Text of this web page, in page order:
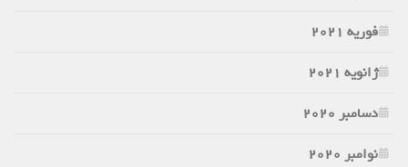
فوریه 2021
ژانویه 2021
دسامبر 2020
نوامبر 2020